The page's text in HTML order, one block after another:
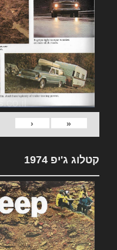
«
‹
קטלוג ג'יפ 1974